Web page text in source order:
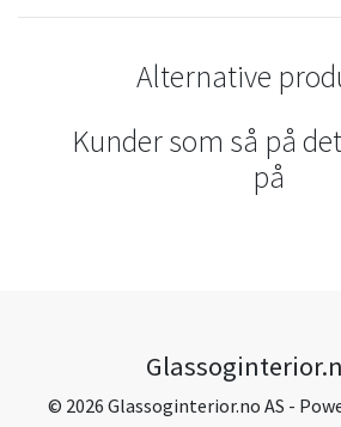
Alternative
Kunder som så på
på
© 2026 Glassoginterior.no AS -